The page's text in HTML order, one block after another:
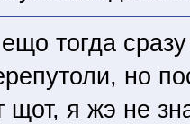
тогда
но
щот, я жэ не